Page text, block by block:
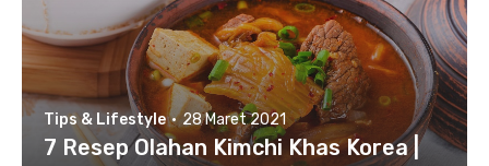
Tips & Lifestyle · 28 Maret 2021
7 Resep Olahan Kimchi Khas Korea |